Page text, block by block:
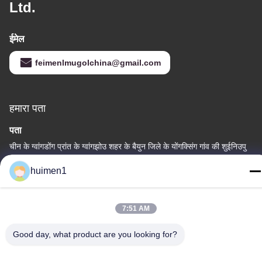
Ltd.
ईमेल
feimenlmugolchina@gmail.com
हमारा पता
पता
चीन के ग्वांगडोंग प्रांत के ग्वांगझोउ शहर के बैयुन जिले के योंगक्सिंग गांव की शुईनिउपु
स्ट्रीट, नंबर 1-3
टेलीफोन
huimen1
7:51 AM
Good day, what product are you looking for?